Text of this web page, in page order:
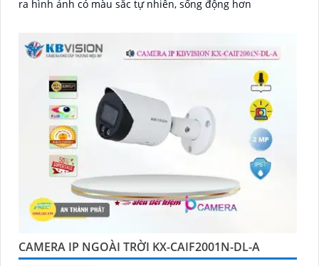
ra hình ảnh có màu sắc tự nhiên, sống động hơn
CAMERA IP NGOÀI TRỜI KX-CAIF2001N-DL-A